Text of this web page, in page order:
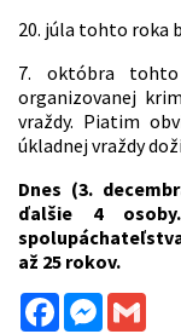
20. júla tohto roka
7. októbra
organizovanej
vraždy. Piatim
úkladnej vraždy
Dnes (3.
ďalšie 4
až 25 rokov.
FacebookMessenger